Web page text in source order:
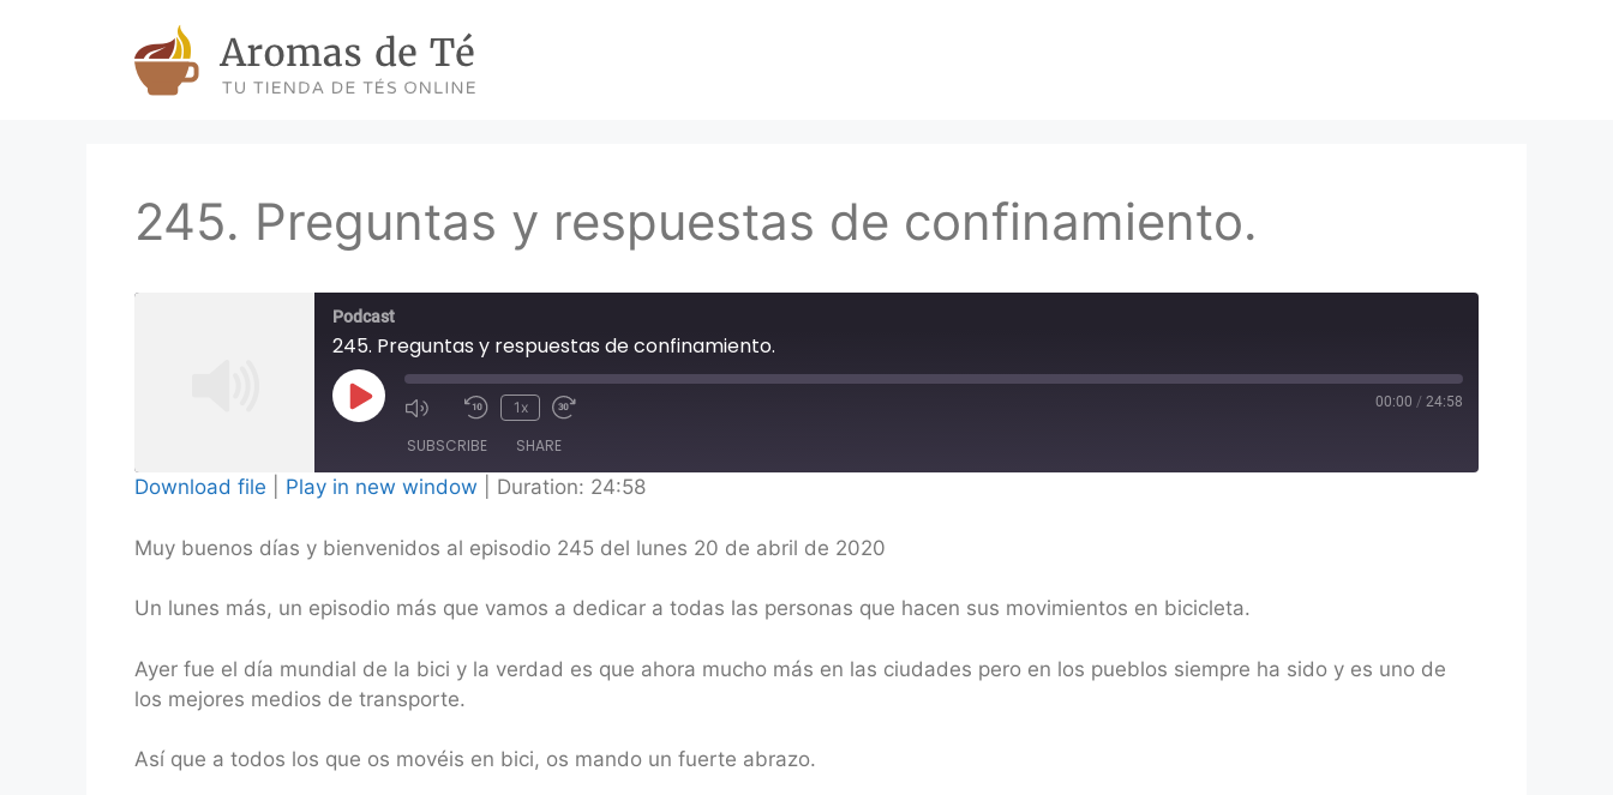
245. Preguntas y respuestas de confinamiento.
Podcast
245. Preguntas y respuestas de confinamiento.
Play
Episode
1x 00:00 / 24:58
SUBSCRIBE SHARE
RSS FEED
Download file Play in new window Duration: 24:58
Muy buenos días y bienvenidos al episodio 245 del lunes 20 de abril de 2020
Un lunes más, un episodio más que vamos a dedicar a todas las personas que hacen sus movimientos en bicicleta.
Ayer fue el día mundial de la bici y la verdad es que ahora mucho más en las ciudades pero en los pueblos siempre ha sido y es uno de
los mejores medios de transporte.
Así que a todos los que os movéis en bici, os mando un fuerte abrazo.